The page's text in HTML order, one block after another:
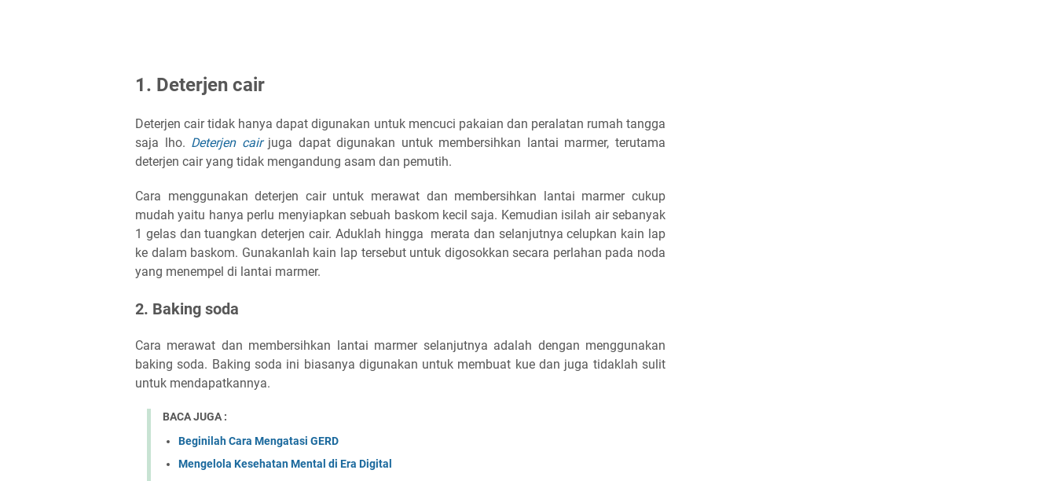
1. Deterjen cair
Deterjen cair tidak hanya dapat digunakan untuk mencuci pakaian dan peralatan rumah tangga
saja lho. Deterjen cairjuga dapat digunakan untuk membersihkan lantai marmer, terutama
deterjen cair yang tidak mengandung asam dan pemutih.
Cara menggunakan deterjen cair untuk merawat dan membersihkan lantai marmer cukup
mudah yaitu hanya perlu menyiapkan sebuah baskom kecil saja. Kemudian isilah air sebanyak
1 gelas dan tuangkan deterjen cair. Aduklah hingga merata dan selanjutnya celupkan kain lap
ke dalam baskom. Gunakanlah kain lap tersebut untuk digosokkan secara perlahan pada noda
yang menempel di lantai marmer.
2. Baking soda
Cara merawat dan membersihkan lantai marmer selanjutnya adalah dengan menggunakan
baking soda. Baking soda ini biasanya digunakan untuk membuat kue dan juga tidaklah sulit
untuk mendapatkannya.
BACA JUGA :
Beginilah Cara Mengatasi GERD
Mengelola Kesehatan Mental di Era Digital